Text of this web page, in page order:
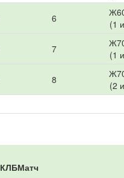
6
(1
7
(1
8
(2
КЛБМатч